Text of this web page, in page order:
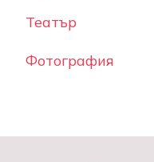
Театър
Фотография